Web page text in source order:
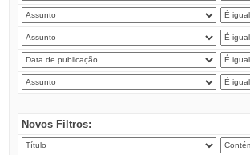
Novos Filtros: